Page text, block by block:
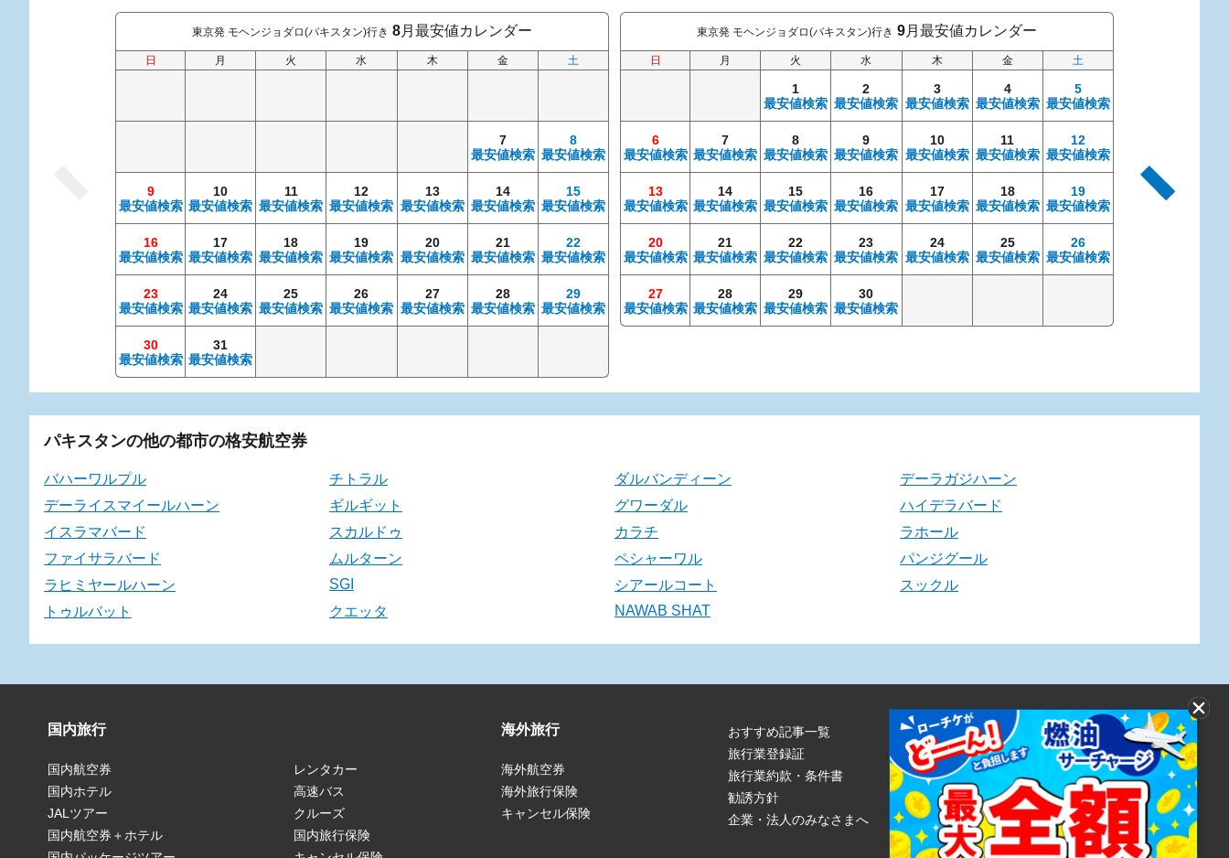
東京発 モヘンジョダロ(パキスタン)行き 8月最安値カレンダー
日 月 火 水 木 金 土
7
最安値検索
8
最安値検索
9
最安値検索
10
最安値検索
11
最安値検索
12
最安値検索
13
最安値検索
14
最安値検索
15
最安値検索
16
最安値検索
17
最安値検索
18
最安値検索
19
最安値検索
20
最安値検索
21
最安値検索
22
最安値検索
23
最安値検索
24
最安値検索
25
最安値検索
26
最安値検索
27
最安値検索
28
最安値検索
29
最安値検索
30
最安値検索
31
最安値検索
東京発 モヘンジョダロ(パキスタン)行き 9月最安値カレンダー
日 月 火 水 木 金 土
1
最安値検索
2
最安値検索
3
最安値検索
4
最安値検索
5
最安値検索
6
最安値検索
7
最安値検索
8
最安値検索
9
最安値検索
10
最安値検索
11
最安値検索
12
最安値検索
13
最安値検索
14
最安値検索
15
最安値検索
16
最安値検索
17
最安値検索
18
最安値検索
19
最安値検索
20
最安値検索
21
最安値検索
22
最安値検索
23
最安値検索
24
最安値検索
25
最安値検索
26
最安値検索
27
最安値検索
28
最安値検索
29
最安値検索
30
最安値検索
11
最安値検索
パキスタンの他の都市の格安航空券
バハーワルプル チトラル ダルバンディーン
デーラガジハーン
デーライスマイールハーン
ギルギット グワーダル
ハイデラバード
イスラマバード
スカルドゥ カラチ
ラホール
ファイサラバード
ムルターン ペシャーワル
パンジグール
ラヒミヤールハーン
SGI シアールコート
スックル
トゥルバット
クエッタ NAWAB SHAT
国内旅行
国内航空券
国内ホテル
JALツアー
国内航空券＋ホテル
レンタカー
高速バス
クルーズ
国内旅行保険
海外旅行
海外航空券
海外旅行保険
キャンセル保険
おすすめ記事一覧
旅行業登録証
旅行業約款・条件書
勧誘方針
企業・法人のみなさまへ
株式会社ローソンエンタテインメント
利用規約
ローソンWEB会員規約
個人情報の取り扱いについて
個人情報保護方針